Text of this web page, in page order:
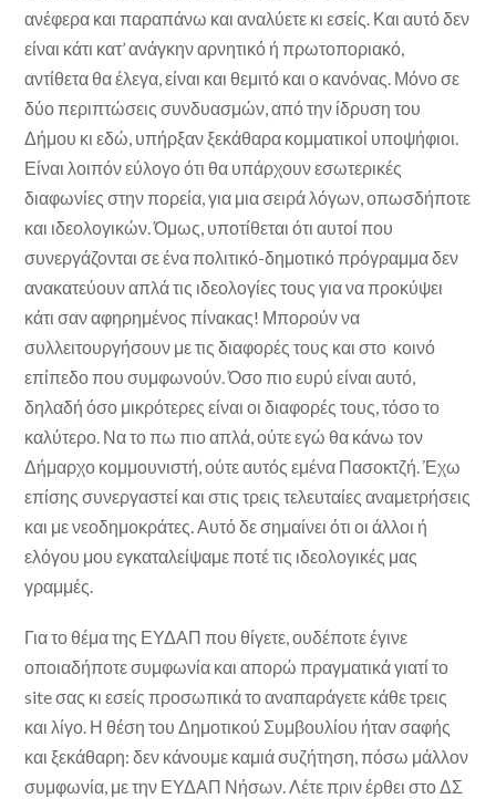
ανέφερα και παραπάνω και αναλύετε κι εσείς. Και αυτό δεν
είναι κάτι κατ’ ανάγκην αρνητικό ή πρωτοποριακό,
αντίθετα θα έλεγα, είναι και θεμιτό και ο κανόνας. Μόνο σε
δύο περιπτώσεις συνδυασμών, από την ίδρυση του
Δήμου κι εδώ, υπήρξαν ξεκάθαρα κομματικοί υποψήφιοι.
Είναι λοιπόν εύλογο ότι θα υπάρχουν εσωτερικές
διαφωνίες στην πορεία, για μια σειρά λόγων, οπωσδήποτε
και ιδεολογικών. Όμως, υποτίθεται ότι αυτοί που
συνεργάζονται σε ένα πολιτικό-δημοτικό πρόγραμμα δεν
ανακατεύουν απλά τις ιδεολογίες τους για να προκύψει
κάτι σαν αφηρημένος πίνακας! Μπορούν να
συλλειτουργήσουν με τις διαφορές τους και στο κοινό
επίπεδο που συμφωνούν. Όσο πιο ευρύ είναι αυτό,
δηλαδή όσο μικρότερες είναι οι διαφορές τους, τόσο το
καλύτερο. Να το πω πιο απλά, ούτε εγώ θα κάνω τον
Δήμαρχο κομμουνιστή, ούτε αυτός εμένα Πασοκτζή. Έχω
επίσης συνεργαστεί και στις τρεις τελευταίες αναμετρήσεις
και με νεοδημοκράτες. Αυτό δε σημαίνει ότι οι άλλοι ή
ελόγου μου εγκαταλείψαμε ποτέ τις ιδεολογικές μας
γραμμές.
Για το θέμα της ΕΥΔΑΠ που θίγετε, ουδέποτε έγινε
οποιαδήποτε συμφωνία και απορώ πραγματικά γιατί το
site σας κι εσείς προσωπικά το αναπαράγετε κάθε τρεις
και λίγο. Η θέση του Δημοτικού Συμβουλίου ήταν σαφής
και ξεκάθαρη: δεν κάνουμε καμιά συζήτηση, πόσω μάλλον
συμφωνία, με την ΕΥΔΑΠ Νήσων. Λέτε πριν έρθει στο ΔΣ